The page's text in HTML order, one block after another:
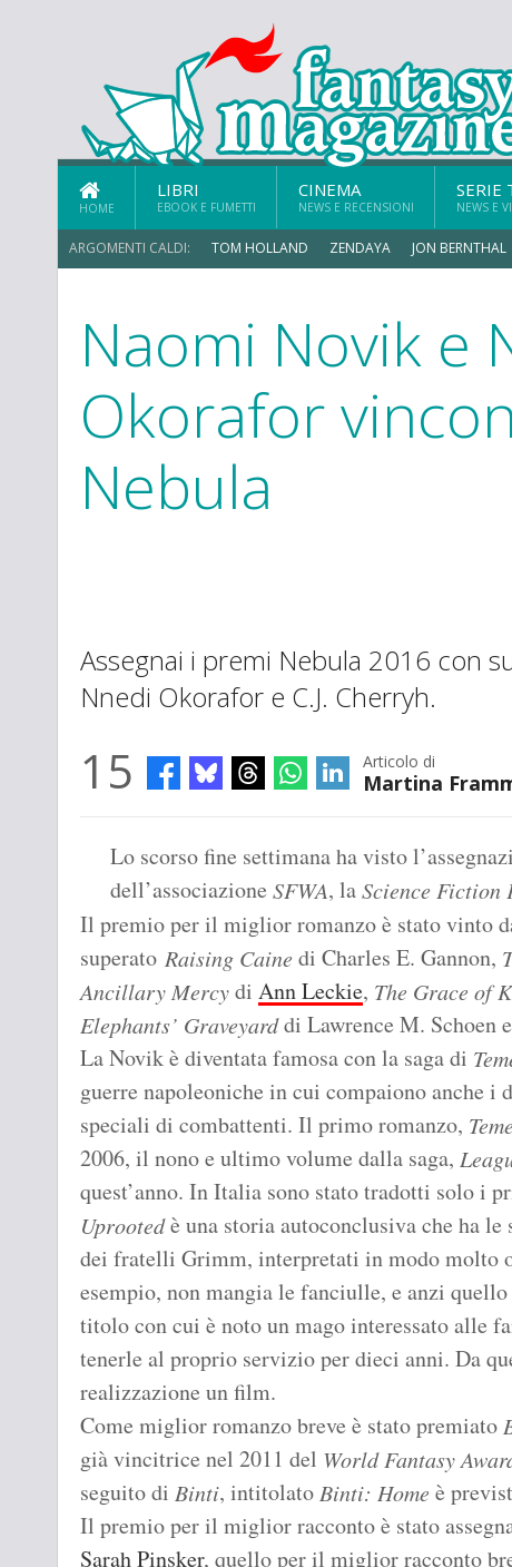
HOME
LIBRI
EBOOK E FUMETTI
CINEMA
NEWS E RECENSIONI
SERIE
NEWS E
ARGOMENTI CALDI: TOM HOLLAND ZENDAYA JON BERNTHAL
Naomi Novik e
Okorafor
Nebula
Assegnai i premi Nebula 2016 con
Nnedi Okorafor e C.J. Cherryh.
15 Articolo di
Martina
Lo scorso fine settimana ha visto
dell’associazione SFWA, laScience Fiction
Il premio per il miglior romanzo è stato vinto
superato Raising Caine di Charles E. Gannon,
Ancillary Mercydi Ann Leckie, The Grace of
Elephants’ Graveyarddi Lawrence M. Schoen e
La Novik è diventata famosa con la saga di
guerre napoleoniche in cui compaiono anche
speciali di combattenti. Il primo romanzo,
2006, il nono e ultimo volume dalla saga,
quest’anno. In Italia sono stato tradotti solo i
Uprootedè una storia autoconclusiva che ha
dei fratelli Grimm, interpretati in modo molto
esempio, non mangia le fanciulle, e anzi
titolo con cui è noto un mago interessato alle
tenerle al proprio servizio per dieci anni. Da
realizzazione un film.
Come miglior romanzo breve è stato premiato
già vincitrice nel 2011 del World Fantasy
seguito di Binti, intitolatoBinti: Home è
Il premio per il miglior racconto è stato
Sarah Pinsker, quello per il miglior racconto